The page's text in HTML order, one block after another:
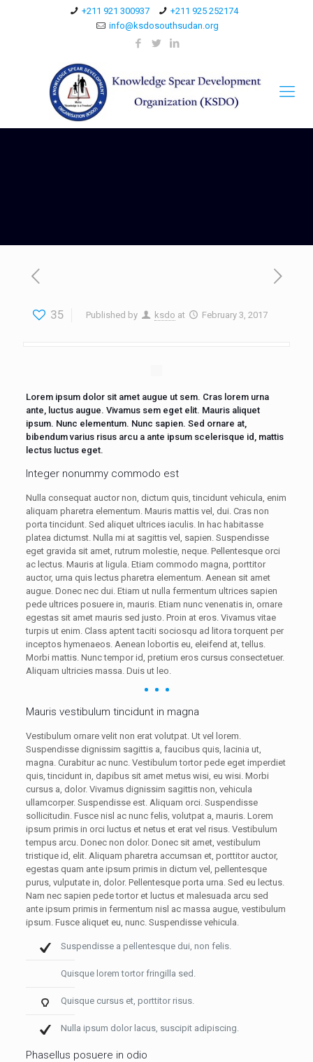
+211 921 300937
+211 925 252174
info@ksdosouthsudan.org
35 Published by ksdo at February 3, 2017
Lorem ipsum dolor sit amet augue ut sem. Cras lorem urna
ante, luctus augue. Vivamus sem eget elit. Mauris aliquet
ipsum. Nunc elementum. Nunc sapien. Sed ornare at,
bibendum varius risus arcu a ante ipsum scelerisque id, mattis
lectus luctus eget.
Integer nonummy commodo est
Nulla consequat auctor non, dictum quis, tincidunt vehicula, enim
aliquam pharetra elementum. Mauris mattis vel, dui. Cras non
porta tincidunt. Sed aliquet ultrices iaculis. In hac habitasse
platea dictumst. Nulla mi at sagittis vel, sapien. Suspendisse
eget gravida sit amet, rutrum molestie, neque. Pellentesque orci
ac lectus. Mauris at ligula. Etiam commodo magna, porttitor
auctor, urna quis lectus pharetra elementum. Aenean sit amet
augue. Donec nec dui. Etiam ut nulla fermentum ultrices sapien
pede ultrices posuere in, mauris. Etiam nunc venenatis in, ornare
egestas sit amet mauris sed justo. Proin at eros. Vivamus vitae
turpis ut enim. Class aptent taciti sociosqu ad litora torquent per
inceptos hymenaeos. Aenean lobortis eu, eleifend at, tellus.
Morbi mattis. Nunc tempor id, pretium eros cursus consectetuer.
Aliquam ultricies massa. Duis ut leo.
Mauris vestibulum tincidunt in magna
Vestibulum ornare velit non erat volutpat. Ut vel lorem.
Suspendisse dignissim sagittis a, faucibus quis, lacinia ut,
magna. Curabitur ac nunc. Vestibulum tortor pede eget imperdiet
quis, tincidunt in, dapibus sit amet metus wisi, eu wisi. Morbi
cursus a, dolor. Vivamus dignissim sagittis non, vehicula
ullamcorper. Suspendisse est. Aliquam orci. Suspendisse
sollicitudin. Fusce nisl ac nunc felis, volutpat a, mauris. Lorem
ipsum primis in orci luctus et netus et erat vel risus. Vestibulum
tempus arcu. Donec non dolor. Donec sit amet, vestibulum
tristique id, elit. Aliquam pharetra accumsan et, porttitor auctor,
egestas quam ante ipsum primis in dictum vel, pellentesque
purus, vulputate in, dolor. Pellentesque porta urna. Sed eu lectus.
Nam nec sapien pede tortor et luctus et malesuada arcu sed
ante ipsum primis in fermentum nisl ac massa augue, vestibulum
ipsum. Fusce aliquet eu, nunc. Suspendisse vehicula.
Suspendisse a pellentesque dui, non felis.
Quisque lorem tortor fringilla sed.
Quisque cursus et, porttitor risus.
Nulla ipsum dolor lacus, suscipit adipiscing.
Phasellus posuere in odio